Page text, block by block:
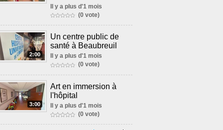
Il y a plus d'1 mois
(0 vote)
2:00
Un centre public de
santé à Beaubreuil
Il y a plus d'1 mois
(0 vote)
3:00
Art en immersion à
l'hôpital
Il y a plus d'1 mois
(0 vote)